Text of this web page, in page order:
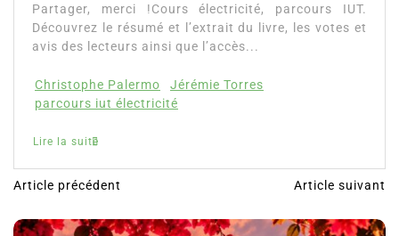
Partager, merci !Cours électricité, parcours IUT.
Découvrez le résumé et l’extrait du livre, les votes et
avis des lecteurs ainsi que l’accès...
Christophe Palermo
Jérémie Torres
parcours iut électricité
Lire la suite
N
a
Article précédent Article suivant